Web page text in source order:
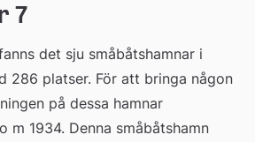
7
det sju småbåtshamnar i
286 platser. För att bringa någon
på dessa hamnar
m 1934. Denna småbåtshamn